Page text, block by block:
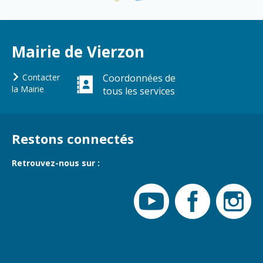
Travaux
Refuge canin
Urbanisme et
logement
commerce
chaleur urbain
Mairie de Vierzon
Contacter
la Mairie
Coordonnées de
tous les services
Restons connectés
Retrouvez-nous sur :